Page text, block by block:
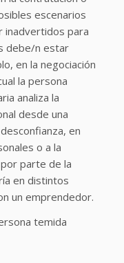
escenarios
inadvertidos para
debe/n estar
en la negociación
la persona
analiza la
desde una
en
o a la
parte de la
en distintos
un emprendedor.
temida